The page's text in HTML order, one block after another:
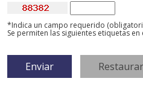
*Indica un campo requerido
Se permiten las siguientes etiquetas en